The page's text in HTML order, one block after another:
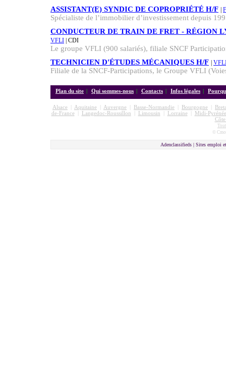
ASSISTANT(E) SYNDIC DE COPROPRIÉTÉ H/F
Spécialiste de l’immobilier d’investissement depuis
CONDUCTEUR DE TRAIN DE FRET - RÉGION
VFLI | CDI
Le groupe VFLI (900 salariés), filiale SNCF
TECHNICIEN D'ÉTUDES MÉCANIQUES H/F
Filiale de la SNCF-Participations, le Groupe VFLI
Plan du site | Qui sommes-nous | Contacts | Infos légales |
Alsace Aquitaine Auvergne Basse-Normandie Bourgogne
de-France| Langedoc-Roussillon Limousin Lorraine|
Midi-
©
Adenclassifieds | Sites emploi